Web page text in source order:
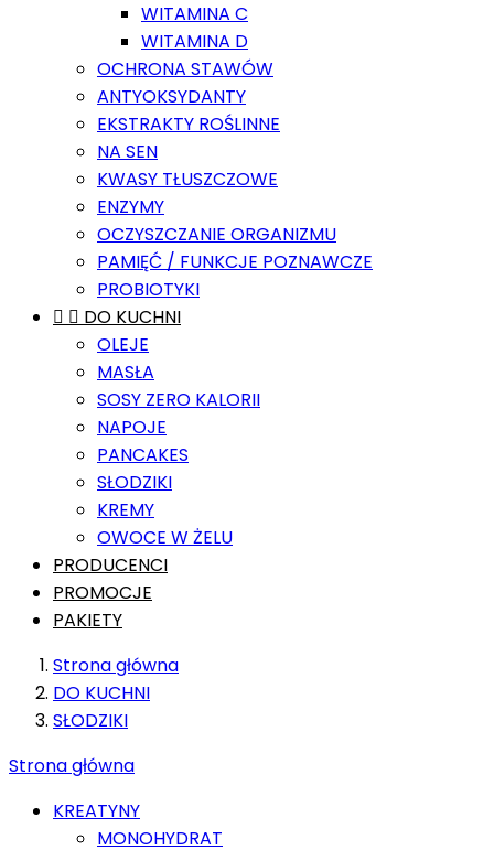
WITAMINA C
WITAMINA D
OCHRONA STAWÓW
ANTYOKSYDANTY
EKSTRAKTY ROŚLINNE
NA SEN
KWASY TŁUSZCZOWE
ENZYMY
OCZYSZCZANIE ORGANIZMU
PAMIĘĆ / FUNKCJE POZNAWCZE
PROBIOTYKI
  DO KUCHNI
OLEJE
MASŁA
SOSY ZERO KALORII
NAPOJE
PANCAKES
SŁODZIKI
KREMY
OWOCE W ŻELU
PRODUCENCI
PROMOCJE
PAKIETY
Strona główna
DO KUCHNI
SŁODZIKI
Strona główna
KREATYNY
MONOHYDRAT